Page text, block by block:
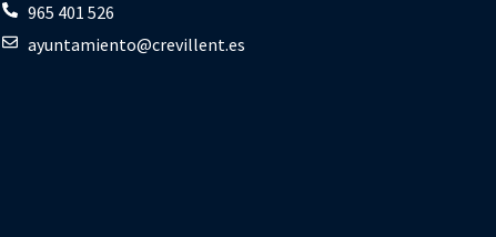
965 401 526
ayuntamiento@crevillent.es